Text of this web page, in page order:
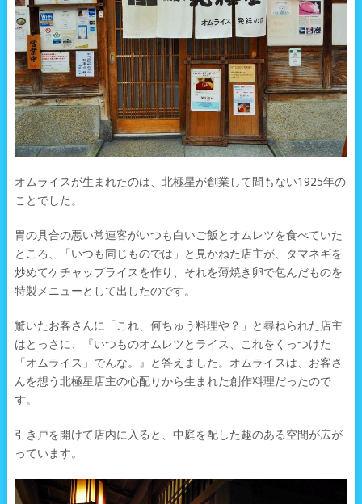
オムライスが生まれたのは、北極星が創業して間もない1925年の
ことでした。
胃の具合の悪い常連客がいつも白いご飯とオムレツを食べていた
ところ、「いつも同じものでは」と見かねた店主が、タマネギを
炒めてケチャップライスを作り、それを薄焼き卵で包んだものを
特製メニューとして出したのです。
驚いたお客さんに「これ、何ちゅう料理や？」と尋ねられた店主
はとっさに、『いつものオムレツとライス、これをくっつけた
「オムライス」でんな。』と答えました。オムライスは、お客さ
んを想う北極星店主の心配りから生まれた創作料理だったので
す。
引き戸を開けて店内に入ると、中庭を配した趣のある空間が広が
っています。